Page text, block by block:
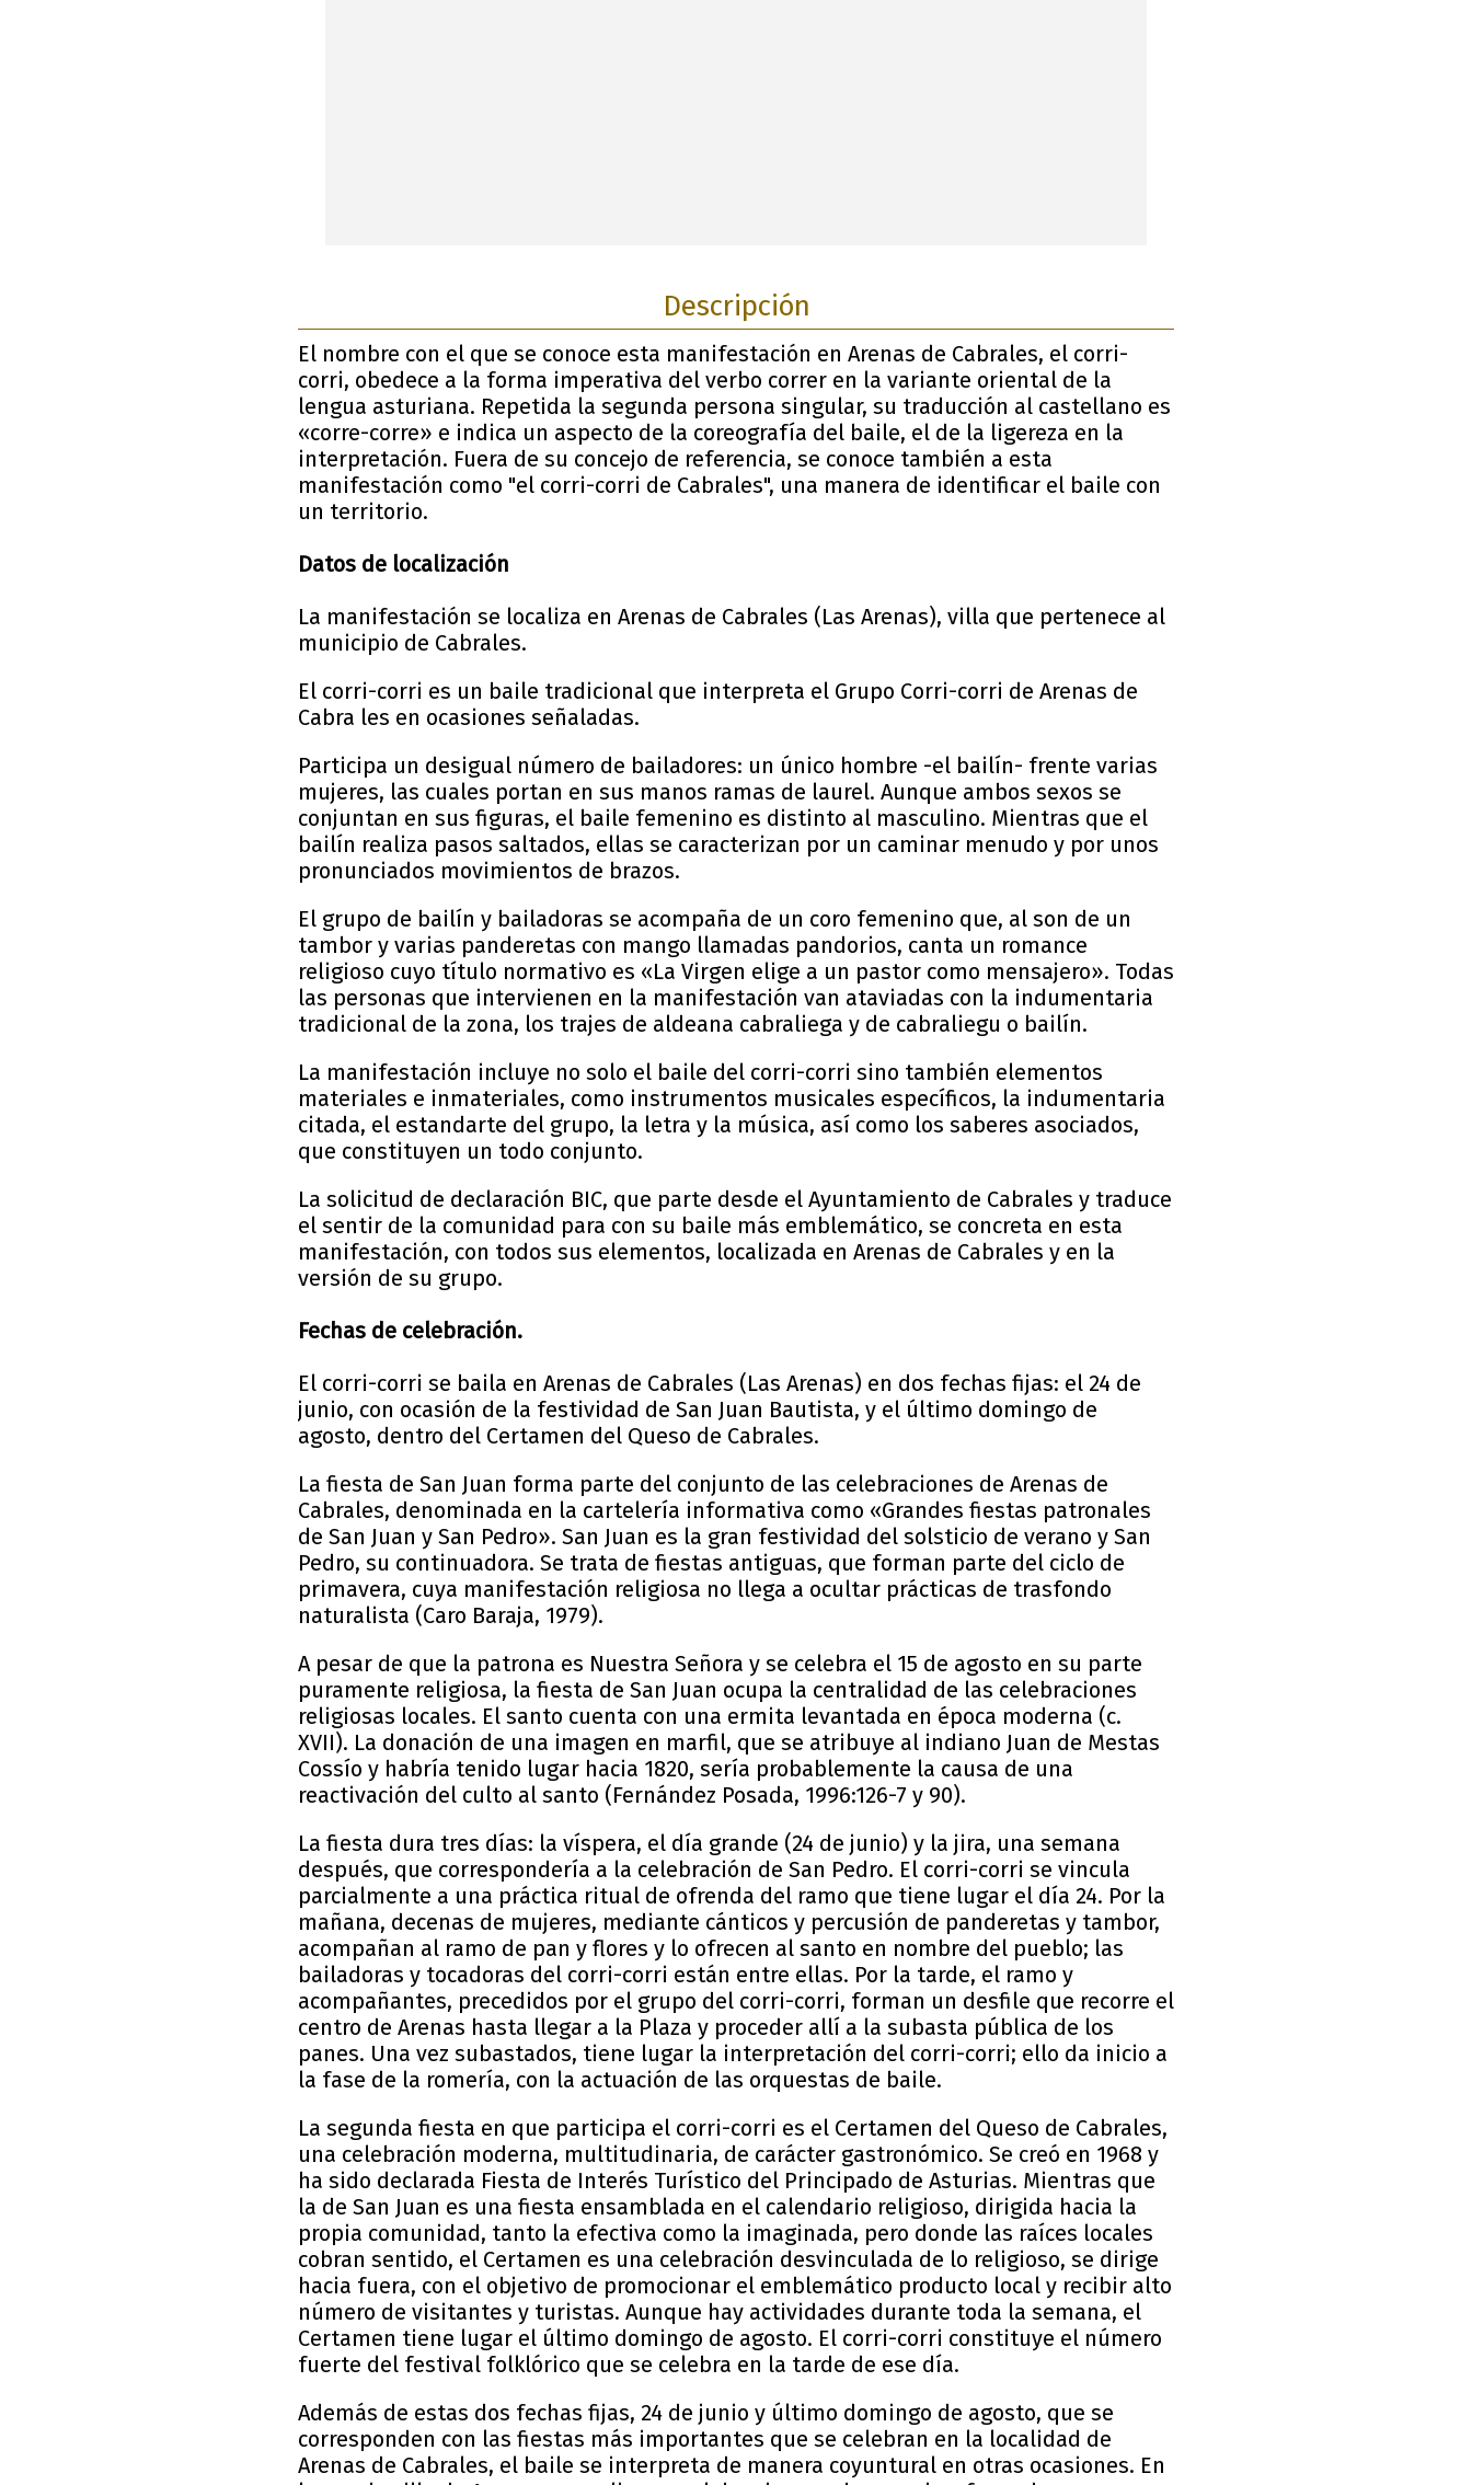
Descripción
El nombre con el que se conoce esta manifestación en Arenas de Cabrales, el corri-
corri, obedece a la forma imperativa del verbo correr en la variante oriental de la
lengua asturiana. Repetida la segunda persona singular, su traducción al castellano es
«corre-corre» e indica un aspecto de la coreografía del baile, el de la ligereza en la
interpretación. Fuera de su concejo de referencia, se conoce también a esta
manifestación como "el corri-corri de Cabrales", una manera de identificar el baile con
un territorio.
Datos de localización
La manifestación se localiza en Arenas de Cabrales (Las Arenas), villa que pertenece al
municipio de Cabrales.
El corri-corri es un baile tradicional que interpreta el Grupo Corri-corri de Arenas de
Cabra les en ocasiones señaladas.
Participa un desigual número de bailadores: un único hombre -el bailín- frente varias
mujeres, las cuales portan en sus manos ramas de laurel. Aunque ambos sexos se
conjuntan en sus figuras, el baile femenino es distinto al masculino. Mientras que el
bailín realiza pasos saltados, ellas se caracterizan por un caminar menudo y por unos
pronunciados movimientos de brazos.
El grupo de bailín y bailadoras se acompaña de un coro femenino que, al son de un
tambor y varias panderetas con mango llamadas pandorios, canta un romance
religioso cuyo título normativo es «La Virgen elige a un pastor como mensajero». Todas
las personas que intervienen en la manifestación van ataviadas con la indumentaria
tradicional de la zona, los trajes de aldeana cabraliega y de cabraliegu o bailín.
La manifestación incluye no solo el baile del corri-corri sino también elementos
materiales e inmateriales, como instrumentos musicales específicos, la indumentaria
citada, el estandarte del grupo, la letra y la música, así como los saberes asociados,
que constituyen un todo conjunto.
La solicitud de declaración BIC, que parte desde el Ayuntamiento de Cabrales y traduce
el sentir de la comunidad para con su baile más emblemático, se concreta en esta
manifestación, con todos sus elementos, localizada en Arenas de Cabrales y en la
versión de su grupo.
Fechas de celebración.
El corri-corri se baila en Arenas de Cabrales (Las Arenas) en dos fechas fijas: el 24 de
junio, con ocasión de la festividad de San Juan Bautista, y el último domingo de
agosto, dentro del Certamen del Queso de Cabrales.
La fiesta de San Juan forma parte del conjunto de las celebraciones de Arenas de
Cabrales, denominada en la cartelería informativa como «Grandes fiestas patronales
de San Juan y San Pedro». San Juan es la gran festividad del solsticio de verano y San
Pedro, su continuadora. Se trata de fiestas antiguas, que forman parte del ciclo de
primavera, cuya manifestación religiosa no llega a ocultar prácticas de trasfondo
naturalista (Caro Baraja, 1979).
A pesar de que la patrona es Nuestra Señora y se celebra el 15 de agosto en su parte
puramente religiosa, la fiesta de San Juan ocupa la centralidad de las celebraciones
religiosas locales. El santo cuenta con una ermita levantada en época moderna (c.
XVII). La donación de una imagen en marfil, que se atribuye al indiano Juan de Mestas
Cossío y habría tenido lugar hacia 1820, sería probablemente la causa de una
reactivación del culto al santo (Fernández Posada, 1996:126-7 y 90).
La fiesta dura tres días: la víspera, el día grande (24 de junio) y la jira, una semana
después, que correspondería a la celebración de San Pedro. El corri-corri se vincula
parcialmente a una práctica ritual de ofrenda del ramo que tiene lugar el día 24. Por la
mañana, decenas de mujeres, mediante cánticos y percusión de panderetas y tambor,
acompañan al ramo de pan y flores y lo ofrecen al santo en nombre del pueblo; las
bailadoras y tocadoras del corri-corri están entre ellas. Por la tarde, el ramo y
acompañantes, precedidos por el grupo del corri-corri, forman un desfile que recorre el
centro de Arenas hasta llegar a la Plaza y proceder allí a la subasta pública de los
panes. Una vez subastados, tiene lugar la interpretación del corri-corri; ello da inicio a
la fase de la romería, con la actuación de las orquestas de baile.
La segunda fiesta en que participa el corri-corri es el Certamen del Queso de Cabrales,
una celebración moderna, multitudinaria, de carácter gastronómico. Se creó en 1968 y
ha sido declarada Fiesta de Interés Turístico del Principado de Asturias. Mientras que
la de San Juan es una fiesta ensamblada en el calendario religioso, dirigida hacia la
propia comunidad, tanto la efectiva como la imaginada, pero donde las raíces locales
cobran sentido, el Certamen es una celebración desvinculada de lo religioso, se dirige
hacia fuera, con el objetivo de promocionar el emblemático producto local y recibir alto
número de visitantes y turistas. Aunque hay actividades durante toda la semana, el
Certamen tiene lugar el último domingo de agosto. El corri-corri constituye el número
fuerte del festival folklórico que se celebra en la tarde de ese día.
Además de estas dos fechas fijas, 24 de junio y último domingo de agosto, que se
corresponden con las fiestas más importantes que se celebran en la localidad de
Arenas de Cabrales, el baile se interpreta de manera coyuntural en otras ocasiones. En